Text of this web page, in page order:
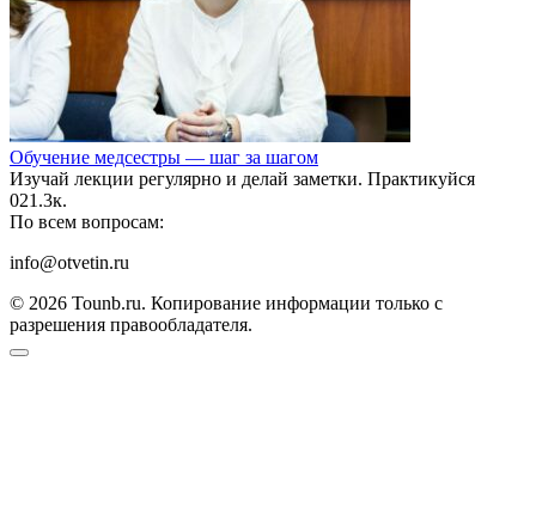
Обучение медсестры — шаг за шагом
Изучай лекции регулярно и делай заметки. Практикуйся
021.3к.
По всем вопросам:
info@otvetin.ru
© 2026 Tounb.ru. Копирование информации только с
разрешения правообладателя.